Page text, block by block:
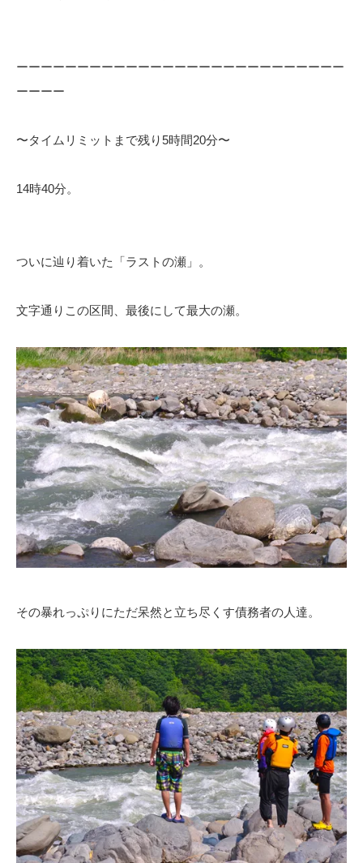
ーーーーーーーーーーーーーーーーーーーーーーーーーーー
ーーーー
〜タイムリミットまで残り5時間20分〜
14時40分。
ついに辿り着いた「ラストの瀬」。
文字通りこの区間、最後にして最大の瀬。
その暴れっぷりにただ呆然と立ち尽くす債務者の人達。